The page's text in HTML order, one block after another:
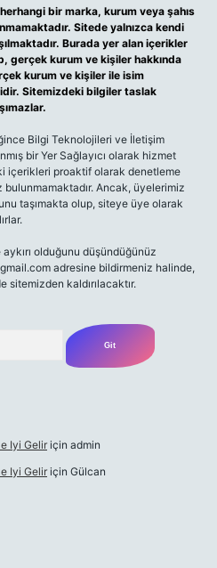
bir marka, kurum veya şahıs
Sitede yalnızca kendi
Burada yer alan içerikler
gerçek kurum ve kişiler hakkında
kurum ve kişiler ile isim
Sitemizdeki bilgiler taslak
Bilgi Teknolojileri ve İletişim
bir Yer Sağlayıcı olarak hizmet
içerikleri proaktif olarak denetleme
Ancak, üyelerimiz
taşımakta olup, siteye üye olarak
olduğunu düşündüğünüz
adresine bildirmeniz halinde,
kaldırılacaktır.
Iyi Gelir için admin
Iyi Gelir için Gülcan